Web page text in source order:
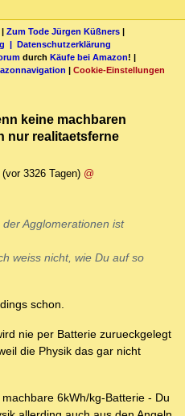
| Zum Tode Jürgen Küßners |
| Datenschutzerklärung
durch Käufe bei Amazon! |
| Cookie-Einstellungen
keine machbaren
nur realitaetsferne
(vor 3326 Tagen) @
Agglomerationen ist
weiss nicht, wie Du auf so
schon.
nie per Batterie zurueckgelegt
die Physik das gar nicht
6kWh/kg-Batterie - Du